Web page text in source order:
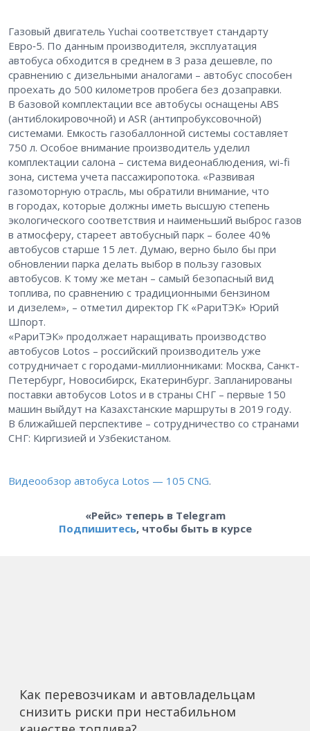
Газовый двигатель Yuchai соответствует стандарту
Евро‑5. По данным производителя, эксплуатация
автобуса обходится в среднем в 3 раза дешевле, по
сравнению с дизельными аналогами – ​автобус способен
проехать до 500 километров пробега без дозаправки.
В базовой комплектации все автобусы оснащены ABS
(антиблокировочной) и ASR (антипробуксовочной)
системами. Емкость газобаллонной системы составляет
750 л. Особое внимание производитель уделил
комплектации салона – ​система видеонаблюдения, wi-fi
зона, система учета пассажиропотока. «Развивая
газомоторную отрасль, мы обратили внимание, что
в городах, которые должны иметь высшую степень
экологического соответствия и наименьший выброс газов
в атмосферу, стареет автобусный парк – более 40 %
автобусов старше 15 лет. Думаю, верно было бы при
обновлении парка делать выбор в пользу газовых
автобусов. К тому же метан – ​самый безопасный вид
топлива, по сравнению с традиционными бензином
и дизелем», – ​отметил директор ГК «РариТЭК» Юрий
Шпорт.
«РариТЭК» продолжает наращивать производство
автобусов Lotos – ​российский производитель уже
сотрудничает с городами-миллионниками: Москва, Санкт-
Петербург, Новосибирск, Екатеринбург. Запланированы
поставки автобусов Lotos и в страны СНГ – ​первые 150
машин выйдут на Казахстанские маршруты в 2019 году.
В ближайшей перспективе – сотрудничество со странами
СНГ: ​Киргизией и Узбекистаном.
Видеообзор автобуса Lotos — 105 CNG.
«Рейс» теперь в Telegram
Подпишитесь, чтобы быть в курсе
Как перевозчикам и автовладельцам
снизить риски при нестабильном